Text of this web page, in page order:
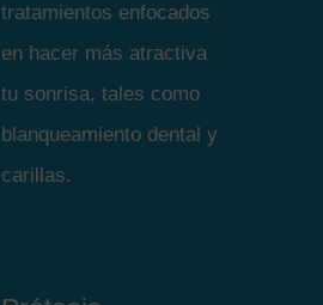
tratamientos enfocados
en hacer más atractiva
tu sonrisa, tales como
blanqueamiento dental y
carillas.